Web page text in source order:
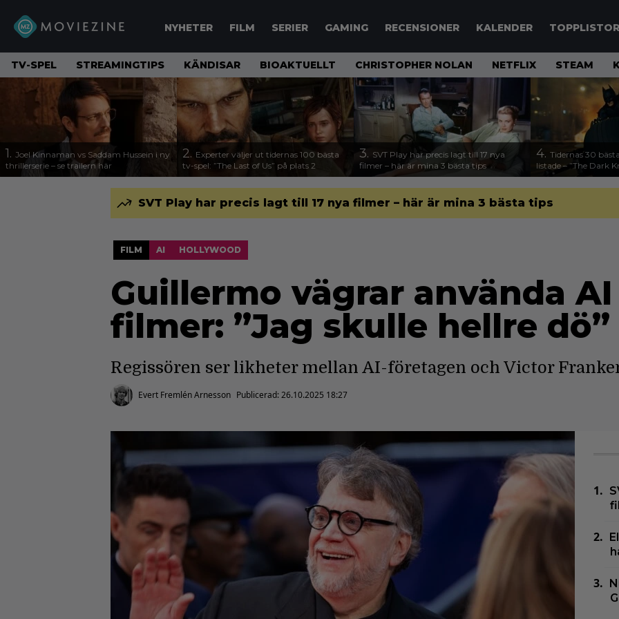
NYHETER FILM SERIER GAMING RECENSIONER KALENDER TOPPLISTOR
TV-SPEL STREAMINGTIPS KÄNDISAR BIOAKTUELLT CHRISTOPHER NOLAN NETFLIX STEAM
1. Joel Kinnaman vs Saddam Hussein i ny
thrillerserie – se trailern här
2. Experter väljer ut tidernas 100 bästa
tv-spel: ”The Last of Us” på plats 2
3. SVT Play har precis lagt till 17 nya
filmer – här är mina 3 bästa tips
4. Tidernas 30
listade – ”The Dark
SVT Play har precis lagt till 17 nya filmer – här är mina 3 bästa tips
FILM AI HOLLYWOOD
Guillermo vägrar använda
filmer: ”Jag skulle hellre dö”
Regissören ser likheter mellan AI-företagen och Victor
Evert Fremlén Arnesson Publicerad:26.10.2025 18:27